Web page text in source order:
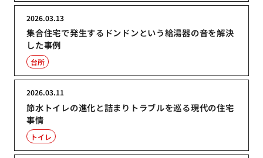
集合住宅で発生するドンドンという給湯器の音を解決
した事例
2026.03.13
台所
節水トイレの進化と詰まりトラブルを巡る現代の住宅
事情
2026.03.11
トイレ